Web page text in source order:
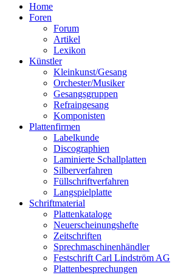
Home
Foren
Forum
Artikel
Lexikon
Künstler
Kleinkunst/Gesang
Orchester/Musiker
Gesangsgruppen
Refraingesang
Komponisten
Plattenfirmen
Labelkunde
Discographien
Laminierte Schallplatten
Silberverfahren
Füllschriftverfahren
Langspielplatte
Schriftmaterial
Plattenkataloge
Neuerscheinungshefte
Zeitschriften
Sprechmaschinenhändler
Festschrift Carl Lindström AG
Plattenbesprechungen